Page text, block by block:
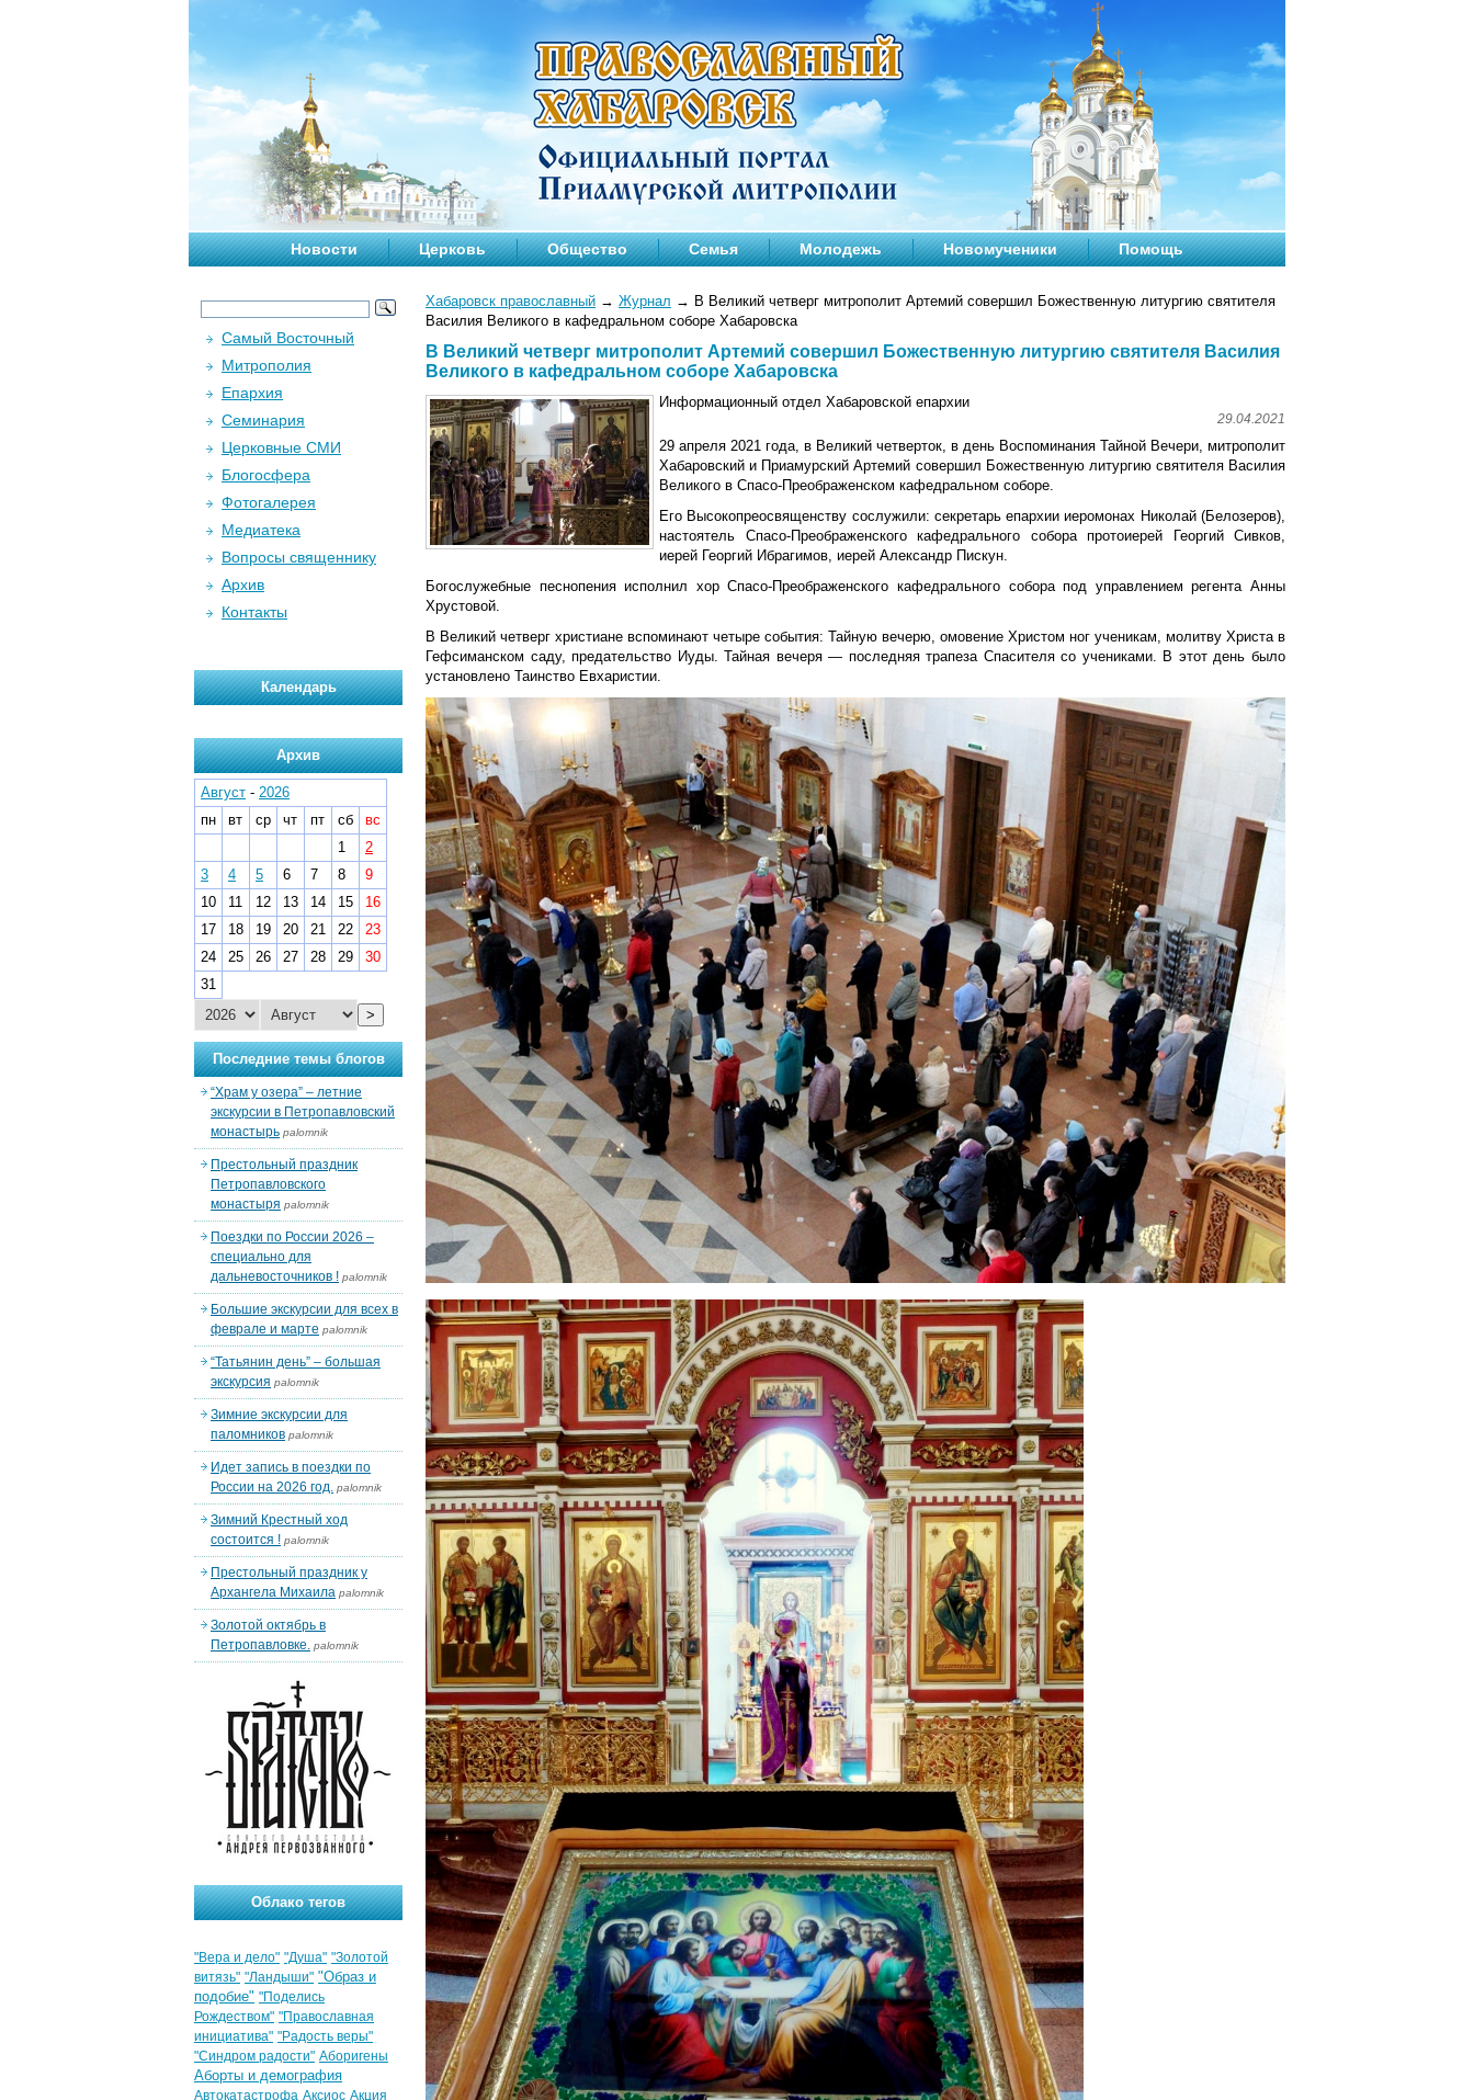
Новости Церковь Общество Семья Молодежь Новомученики Помощь
Хабаровск православный → Журнал → В Великий четверг митрополит Артемий совершил Божественную литургию святителя
Василия Великого в кафедральном соборе Хабаровска
В Великий четверг митрополит Артемий совершил Божественную литургию святителя Василия
Великого в кафедральном соборе Хабаровска
Информационный отдел Хабаровской епархии
29.04.2021
29 апреля 2021 года, в Великий четверток, в день Воспоминания Тайной Вечери, митрополит
Хабаровский и Приамурский Артемий совершил Божественную литургию святителя Василия
Великого в Спасо-Преображенском кафедральном соборе.
Его Высокопреосвященству сослужили: секретарь епархии иеромонах Николай (Белозеров),
настоятель Спасо-Преображенского кафедрального собора протоиерей Георгий Сивков,
иерей Георгий Ибрагимов, иерей Александр Пискун.
Богослужебные песнопения исполнил хор Спасо-Преображенского кафедрального собора под управлением регента Анны
Хрустовой.
В Великий четверг христиане вспоминают четыре события: Тайную вечерю, омовение Христом ног ученикам, молитву Христа в
Гефсиманском саду, предательство Иуды. Тайная вечеря — последняя трапеза Спасителя со учениками. В этот день было
установлено Таинство Евхаристии.
Самый Восточный
Митрополия
Епархия
Семинария
Церковные СМИ
Блогосфера
Фотогалерея
Медиатека
Вопросы священнику
Архив
Контакты
Календарь
Архив
Август - 2026
пн
вт ср чт пт сб
вс
1
2
3
4 5 6 7 8
9
10
11 12 13 14 15
16
17
18 19 20 21 22
23
24
25 26 27 28 29
30
31
>
Последние темы блогов
“Храм у озера” – летние
экскурсии в Петропавловский
монастырь palomnik
Престольный праздник
Петропавловского
монастыря palomnik
Поездки по России 2026 –
специально для
дальневосточников ! palomnik
Большие экскурсии для всех в
феврале и марте palomnik
“Татьянин день” – большая
экскурсия palomnik
Зимние экскурсии для
паломников palomnik
Идет запись в поездки по
России на 2026 год. palomnik
Зимний Крестный ход
состоится ! palomnik
Престольный праздник у
Архангела Михаила palomnik
Золотой октябрь в
Петропавловке. palomnik
Облако тегов
"Вера и дело" "Душа" "Золотой
витязь" "Ландыши" "Образ и
подобие" "Поделись
Рождеством" "Православная
инициатива" "Радость веры"
"Синдром радости" Аборигены
Аборты и демография
Автокатастрофа Аксиос Акция